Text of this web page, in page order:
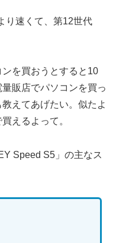
り速くて、第12世代
を買おうとすると10
販店でパソコンを買っ
えてあげたい。似たよ
えるよって。
Speed S5」の主なス